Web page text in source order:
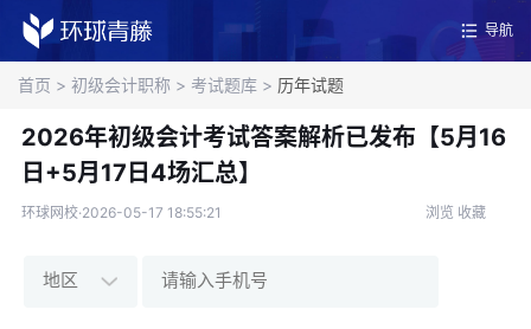
导航
首页 > 初级会计职称 > 考试题库 > 历年试题
2026年初级会计考试答案解析已发布【5月16
日+5月17日4场汇总】
环球网校·2026-05-17 18:55:21 浏览 收藏